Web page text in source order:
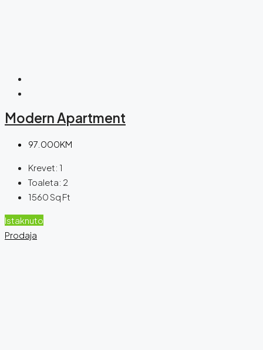
Modern Apartment
97.000KM
Krevet: 1
Toaleta: 2
1560Sq Ft
Istaknuto
Prodaja